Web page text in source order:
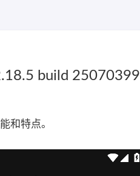
build 25070399
和特点。